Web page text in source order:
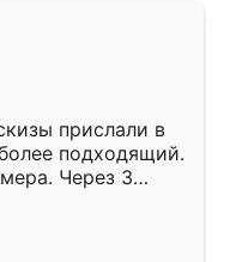
прислали в
подходящий.
Через 3
Остались
Ренессанс